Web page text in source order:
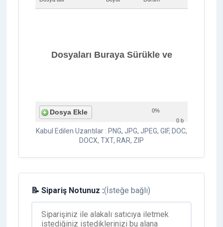
Dosyaları Buraya Sürükle ve
Bırak
Dosya Ekle
0%
0 b
Kabul Edilen Uzantılar : PNG, JPG, JPEG, GIF, DOC,
DOCX, TXT, RAR, ZIP
📝 Sipariş Notunuz :(İsteğe bağlı)